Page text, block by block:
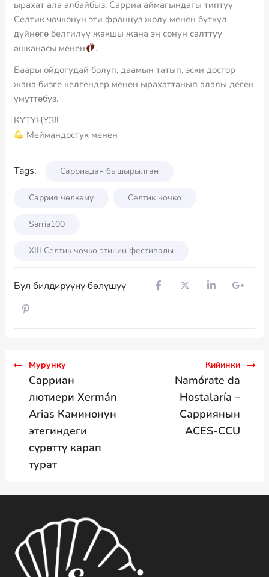
ырахат ала албайбыз, Сарриа аймагындагы типтүү
Селтик чочконун эти француз жолу менен бүткүл
дүйнөгө белгилүү жакшы жана эң сонун салттуу
ашканасы менен
.
Баары ойдогудай болуп, даамын татып, эски достор
жана бизге келгендер менен ырахаттанып алалы деген
үмүттөбүз.
КҮТҮҢҮЗ!!
Меймандостук менен
Tags: Сарриадан бышырылган
Саррия чөлкөмү Селтик чочко
Sarria100
XIII Селтик чочко этинин фестивалы
Бул билдирүүнү бөлүшүү
Мурунку
Сарриан
лютиери Xermán
Arias Каминонун
этегиндеги
сүрөттү карап
турат
Кийинки
Namórate da
Hostalaría –
Сарриянын
ACES-CCU